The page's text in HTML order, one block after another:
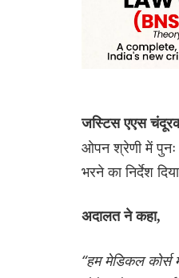
जस्टिस एएस
ओपन श्रेणी में पुनः
भरने का निर्देश
अदालत ने कहा,
“हम मेडिकल